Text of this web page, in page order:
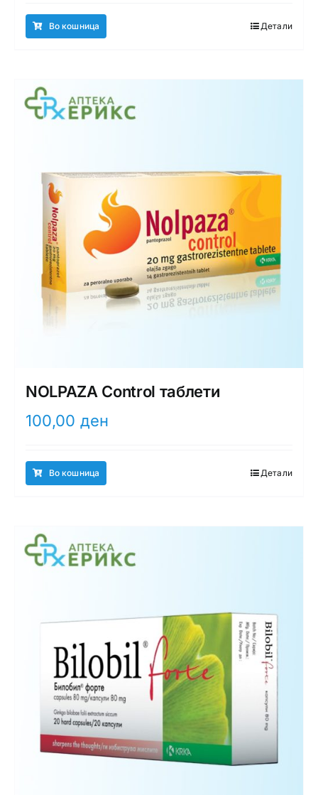
Во кошница Детали
NOLPAZA Control таблети
100,00 ден
Во кошница Детали